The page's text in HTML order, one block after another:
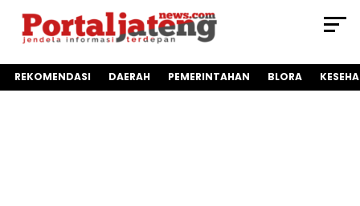
REKOMENDASI DAERAH PEMERINTAHAN BLORA